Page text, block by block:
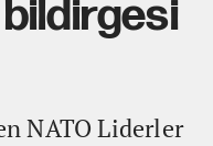
NATO Liderler